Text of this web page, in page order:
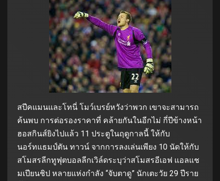
สปีคแมนและโทนี่ โมว์เบรย์หวังว่าพวก เขาจะสามารถ
ค้นพบ การต่อรองราคาที่ คล้ายกันในอีกไม่ กี่ปีข้างหน้า
ฮอสกินส์ยิงไปแล้ว 11 ประตูในฤดูกาลนี้ ให้กับ
นอร์ทแธมป์ตัน ทาวน์ จากการลงเล่นเพียง 10 นัดให้กับ
สโมสรลีกทูฟุตบอลลีกเวิล์ดระบุว่าสโมสรอีเอฟ แอลแช
มเปียนชิป หลายแห่งกำลัง “จับตาดู” นักเตะวัย 29 ปีราย